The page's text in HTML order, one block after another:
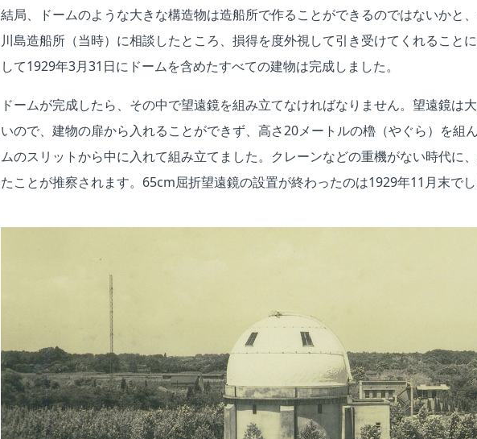
結局、ドームのような大きな構造物は造船所で作ることができるのではないかと
川島造船所（当時）に相談したところ、損得を度外視して引き受けてくれること
して1929年3月31日にドームを含めたすべての建物は完成しました。
ドームが完成したら、その中で望遠鏡を組み立てなければなりません。望遠鏡は
いので、建物の扉から入れることができず、高さ20メートルの櫓（やぐら）を組
ムのスリットから中に入れて組み立てました。クレーンなどの重機がない時代に
たことが推察されます。65cm屈折望遠鏡の設置が終わったのは1929年11月末で